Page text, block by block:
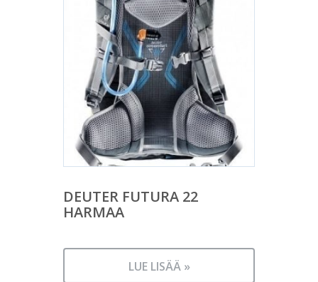
DEUTER FUTURA 22
HARMAA
LUE LISÄÄ »